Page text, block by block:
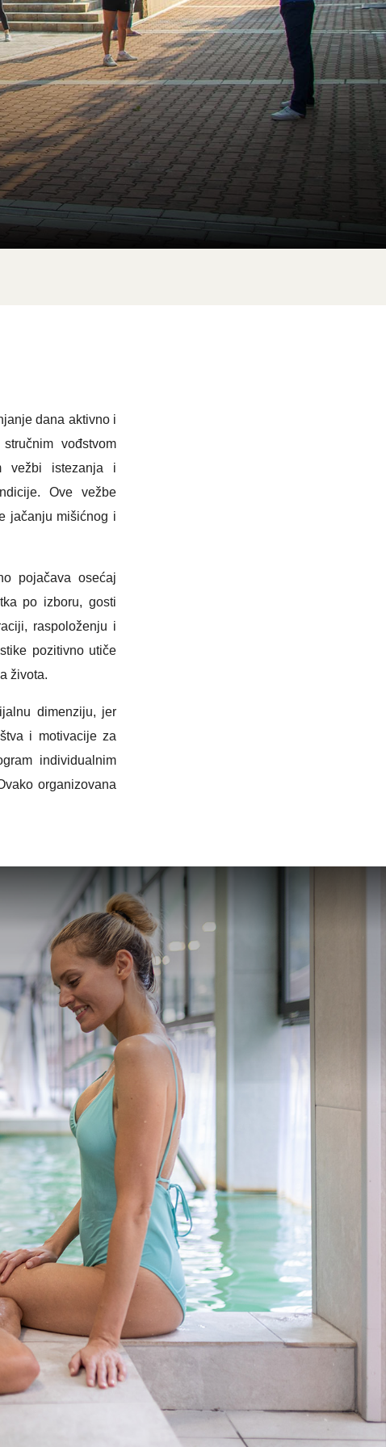
dana aktivno i
vođstvom
vežbi istezanja i
Ove vežbe
jačanju mišićnog i
pojačava osećaj
po izboru, gosti
raspoloženju i
pozitivno utiče
života.
dimenziju, jer
i motivacije za
individualnim
organizovana